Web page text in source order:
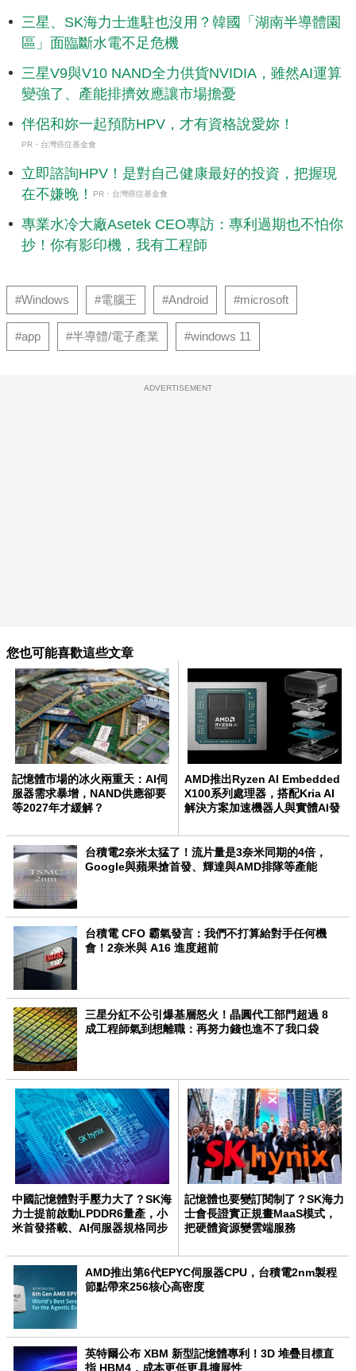
三星、SK海力士進駐也沒用？韓國「湖南半導體園
區」面臨斷水電不足危機
三星V9與V10 NAND全力供貨NVIDIA，雖然AI運算
變強了、產能排擠效應讓市場擔憂
伴侶和妳一起預防HPV，才有資格說愛妳！
PR・台灣癌症基金會
立即諮詢HPV！是對自己健康最好的投資，把握現
在不嫌晚！
PR・台灣癌症基金會
專業水冷大廠Asetek CEO專訪：專利過期也不怕你
抄！你有影印機，我有工程師
#Windows #電腦王 #Android #microsoft
#app #半導體/電子產業 #windows 11
ADVERTISEMENT
您也可能喜歡這些文章
記憶體市場的冰火兩重天：AI伺
服器需求暴增，NAND供應卻要
等2027年才緩解？
AMD推出Ryzen AI Embedded
X100系列處理器，搭配Kria AI
解決方案加速機器人與實體AI發
台積電2奈米太猛了！流片量是3奈米同期的4倍，
Google與蘋果搶首發、輝達與AMD排隊等產能
台積電 CFO 霸氣發言：我們不打算給對手任何機
會！2奈米與 A16 進度超前
三星分紅不公引爆基層怒火！晶圓代工部門超過 8
成工程師氣到想離職：再努力錢也進不了我口袋
中國記憶體對手壓力大了？SK海
力士提前啟動LPDDR6量產，小
米首發搭載、AI伺服器規格同步
記憶體也要變訂閱制了？SK海力
士會長證實正規畫MaaS模式，
把硬體資源變雲端服務
AMD推出第6代EPYC伺服器CPU，台積電2nm製程
節點帶來256核心高密度
英特爾公布 XBM 新型記憶體專利！3D 堆疊目標直
指 HBM4，成本更低更具擴展性